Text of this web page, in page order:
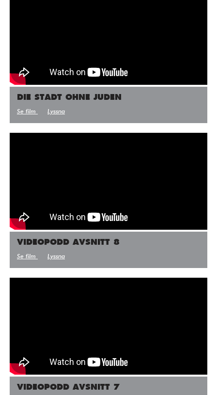
DIE STADT OHNE JUDEN
Se film Lyssna
VIDEOPODD AVSNITT 8
Se film Lyssna
VIDEOPODD AVSNITT 7